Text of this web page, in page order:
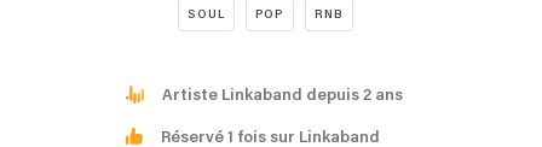
SOUL POP RNB
Artiste Linkaband depuis 2 ans
Réservé 1 fois sur Linkaband